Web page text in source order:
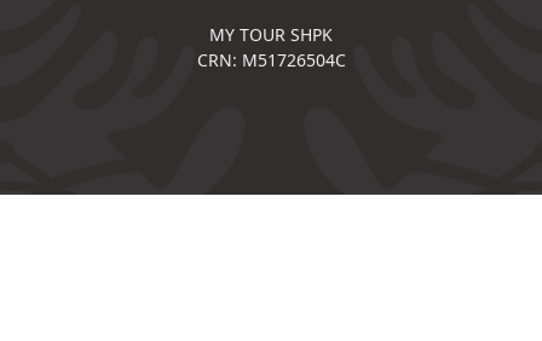
MY TOUR SHPK
CRN: M51726504C